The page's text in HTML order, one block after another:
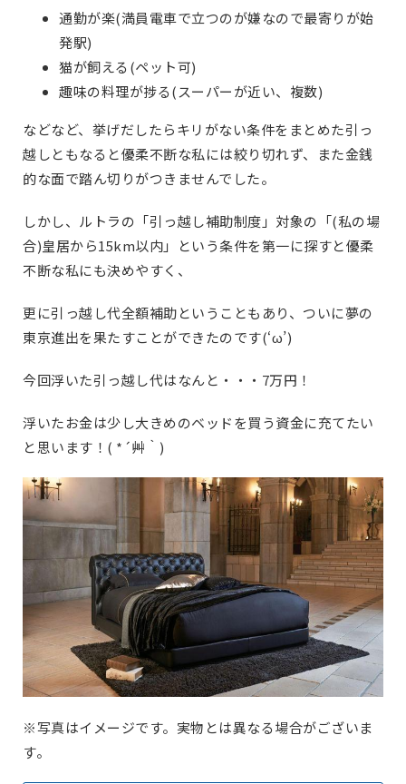
通勤が楽(満員電車で立つのが嫌なので最寄りが始
発駅)
猫が飼える(ペット可)
趣味の料理が捗る(スーパーが近い、複数)
などなど、挙げだしたらキリがない条件をまとめた引っ
越しともなると優柔不断な私には絞り切れず、また金銭
的な面で踏ん切りがつきませんでした。
しかし、ルトラの「引っ越し補助制度」対象の「(私の場
合)皇居から15km以内」という条件を第一に探すと優柔
不断な私にも決めやすく、
更に引っ越し代全額補助ということもあり、ついに夢の
東京進出を果たすことができたのです(‘ω’)
今回浮いた引っ越し代はなんと・・・7万円！
浮いたお金は少し大きめのベッドを買う資金に充てたい
と思います！( *´艸｀)
※写真はイメージです。実物とは異なる場合がございま
す。